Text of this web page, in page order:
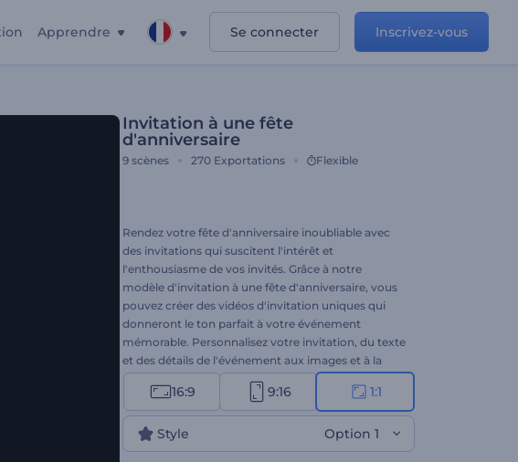
Apprendre Se connecter Inscrivez-vous
Invitation à une fête
d'anniversaire
9 scènes 270 Exportations Flexible
Rendez votre fête d'anniversaire inoubliable avec
des invitations qui suscitent l'intérêt et
l'enthousiasme de vos invités. Grâce à notre
modèle d'invitation à une fête d'anniversaire, vous
pouvez créer des vidéos d'invitation uniques qui
donneront le ton parfait à votre événement
mémorable. Personnalisez votre invitation, du texte
et des détails de l'événement aux images et à la
musique, afin qu'elle corresponde au style et au
thème de votre fête. Qu'il s'agisse de votre
anniversaire ou de celui d'un enfant, d'un
événement marquant ou d'une fête surprise, ce
modèle est idéal pour répondre à vos besoins.
16:9 9:16 1:1
Style Option 1